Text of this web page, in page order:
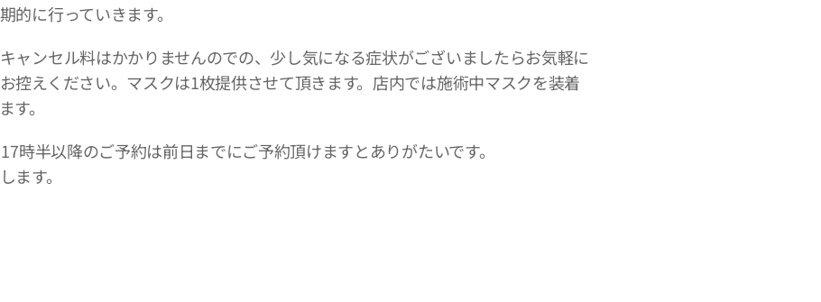
的に行っていきます。
ャンセル料はかかりませんのでの、少し気になる症状がございましたらお気軽に
控えください。マスクは1枚提供させて頂きます。店内では施術中マスクを装着
す。
半以降のご予約は前日までにご予約頂けますとありがたいです。
ます。